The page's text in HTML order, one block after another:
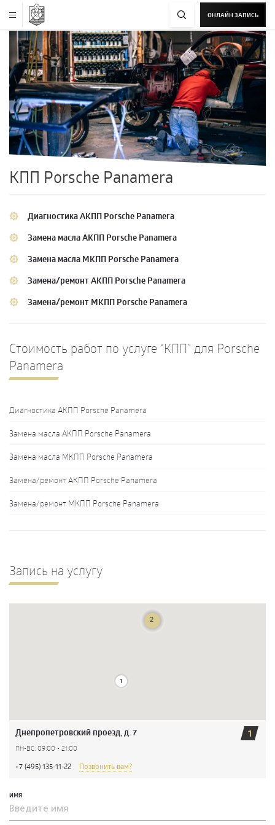
ОНЛАЙН ЗАПИСЬ
Запись на услугу
1
Днепропетровский проезд, д. 7
ПН-ВС: 09:00 - 21:00
+7 (495) 135-11-22 Позвонить вам?
ИМЯ
КПП Porsche Panamera
Диагностика АКПП Porsche Panamera
Замена масла АКПП Porsche Panamera
Замена масла МКПП Porsche Panamera
Замена/ремонт АКПП Porsche Panamera
Замена/ремонт МКПП Porsche Panamera
Стоимость работ по услуге “КПП” для Porsche
Panamera
Диагностика АКПП Porsche Panamera
Замена масла АКПП Porsche Panamera
Замена масла МКПП Porsche Panamera
Замена/ремонт АКПП Porsche Panamera
Замена/ремонт МКПП Porsche Panamera